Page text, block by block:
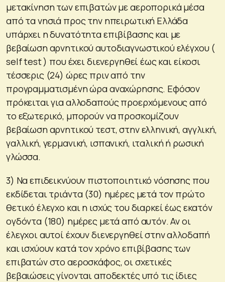
μετακίνηση των επιβατών με αεροπορικά μέσα
από τα νησιά προς την ηπειρωτική Ελλάδα
υπάρχει η δυνατότητα επιβίβασης και με
βεβαίωση αρνητικού αυτοδιαγνωστικού ελέγχου (
self test ) που έχει διενεργηθεί έως και είκοσι
τέσσερις (24) ώρες πριν από την
προγραμματισμένη ώρα αναχώρησης. Εφόσον
πρόκειται για αλλοδαπούς προερχόμενους από
το εξωτερικό, μπορούν να προσκομίζουν
βεβαίωση αρνητικού τεστ, στην ελληνική, αγγλική,
γαλλική, γερμανική, ισπανική, ιταλική ή ρωσική
γλώσσα.
3) Να επιδεικνύουν πιστοποιητικό νόσησης που
εκδίδεται τριάντα (30) ημέρες μετά τον πρώτο
θετικό έλεγχο και η ισχύς του διαρκεί έως εκατόν
ογδόντα (180) ημέρες μετά από αυτόν. Αν οι
έλεγχοι αυτοί έχουν διενεργηθεί στην αλλοδαπή
και ισχύουν κατά τον χρόνο επιβίβασης των
επιβατών στο αεροσκάφος, οι σχετικές
βεβαιώσεις γίνονται αποδεκτές υπό τις ίδιες